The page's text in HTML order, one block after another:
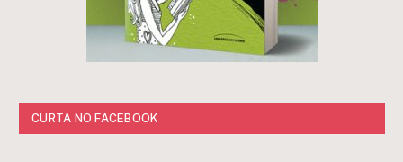
CURTA NO FACEBOOK